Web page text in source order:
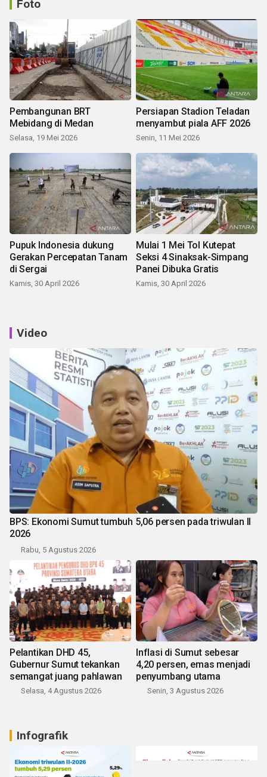
Foto
Pembangunan BRT
Mebidang di Medan
Selasa, 19 Mei 2026
Persiapan Stadion Teladan
menyambut piala AFF 2026
Senin, 11 Mei 2026
Pupuk Indonesia dukung
Gerakan Percepatan Tanam
di Sergai
Kamis, 30 April 2026
Mulai 1 Mei Tol Kutepat
Seksi 4 Sinaksak-Simpang
Panei Dibuka Gratis
Kamis, 30 April 2026
Video
BPS: Ekonomi Sumut tumbuh 5,06 persen pada triwulan II
2026
Rabu, 5 Agustus 2026
Pelantikan DHD 45,
Gubernur Sumut tekankan
semangat juang pahlawan
Selasa, 4 Agustus 2026
Inflasi di Sumut sebesar
4,20 persen, emas menjadi
penyumbang utama
Senin, 3 Agustus 2026
Infografik